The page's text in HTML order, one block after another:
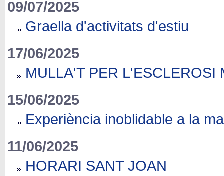
09/07/2025
Graella d'activitats d'estiu
17/06/2025
MULLA'T PER L'ESCLEROSI
15/06/2025
Experiència inoblidable a la
11/06/2025
HORARI SANT JOAN